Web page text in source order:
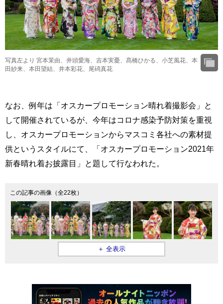
写真左より 宮本茉由、井頭愛海、吉本実憂、髙橋ひかる、小芝風花、本
田紗来、本田望結、井本彩花、尾碕真花
なお、例年は「オスカープロモーション晴れ着撮影会」と
して開催されているが、今年はコロナ感染予防対策を重視
し、オスカープロモーションからマスコミ各社への素材提
供というスタイルにて、「オスカープロモーション2021年
新春晴れ着お披露目」と題して行なわれた。
この記事の画像（全22枚）
＋ 全表示